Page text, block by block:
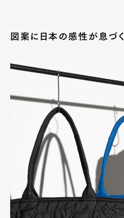
図案に日本の感性が息づく